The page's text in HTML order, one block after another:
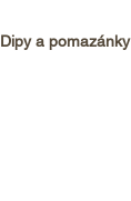
Dipy a pomazánky